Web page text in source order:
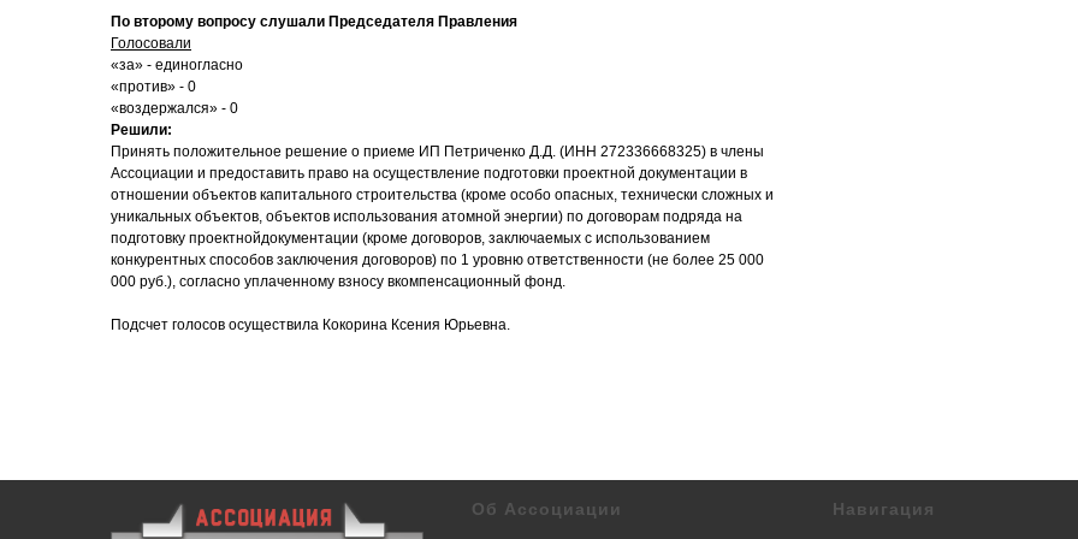
По второму вопросу слушали Председателя Правления
Голосовали
«за» - единогласно
«против» - 0
«воздержался» - 0
Решили:
Принять положительное решение о приеме ИП Петриченко Д.Д. (ИНН 272336668325) в члены
Ассоциации и предоставить право на осуществление подготовки проектной документации в
отношении объектов капитального строительства (кроме особо опасных, технически сложных и
уникальных объектов, объектов использования атомной энергии) по договорам подряда на
подготовку проектнойдокументации (кроме договоров, заключаемых с использованием
конкурентных способов заключения договоров) по 1 уровню ответственности (не более 25 000
000 руб.), согласно уплаченному взносу вкомпенсационный фонд.
Подсчет голосов осуществила Кокорина Ксения Юрьевна.
Об Ассоциации Навигация